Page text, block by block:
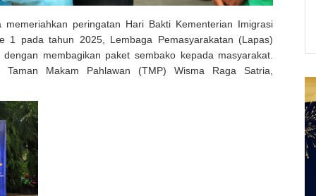
memeriahkan peringatan Hari Bakti Kementerian Imigrasi
1 pada tahun 2025, Lembaga Pemasyarakatan (Lapas)
membagikan paket sembako kepada masyarakat.
Makam Pahlawan (TMP) Wisma Raga Satria,